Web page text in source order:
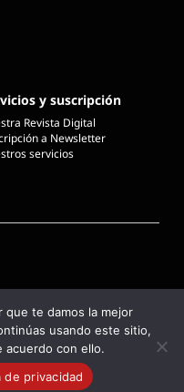
y suscripción
Revista Digital
a Newsletter
servicios
CHAIN MANAGEMENT
que te damos la mejor
usando este sitio,
acuerdo con ello.
de privacidad